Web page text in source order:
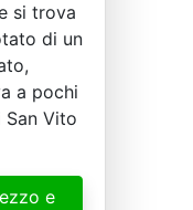
si trova
di un
a pochi
San Vito
e